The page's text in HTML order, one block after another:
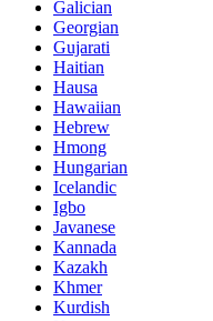
Galician
Georgian
Gujarati
Haitian
Hausa
Hawaiian
Hebrew
Hmong
Hungarian
Icelandic
Igbo
Javanese
Kannada
Kazakh
Khmer
Kurdish